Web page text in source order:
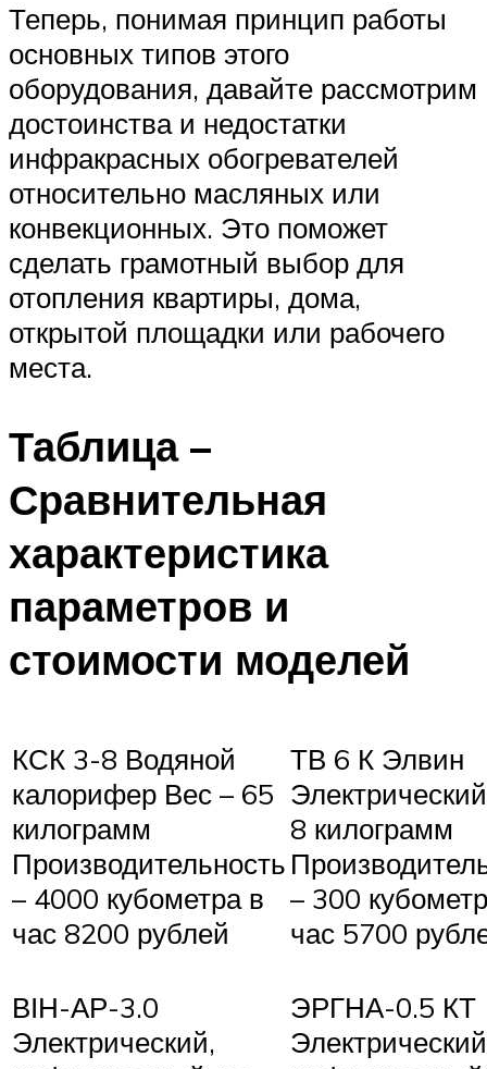
Теперь, понимая принцип работы
основных типов этого
оборудования, давайте рассмотрим
достоинства и недостатки
инфракрасных обогревателей
относительно масляных или
конвекционных. Это поможет
сделать грамотный выбор для
отопления квартиры, дома,
открытой площадки или рабочего
места.
Таблица –
Сравнительная
характеристика
параметров и
стоимости моделей
КСК 3-8 Водяной
калорифер Вес – 65
килограмм
Производительность
– 4000 кубометра в
час 8200 рублей
ТВ 6 К Элвин
8 килограмм
– 300
час 5700
ВІН-АР-3.0
Электрический,
ЭРГНА-0.5 КТ